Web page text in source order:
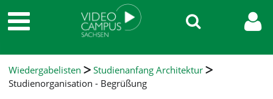
Wiedergabelisten
Studienanfang Architektur
Studienorganisation - Begrüßung